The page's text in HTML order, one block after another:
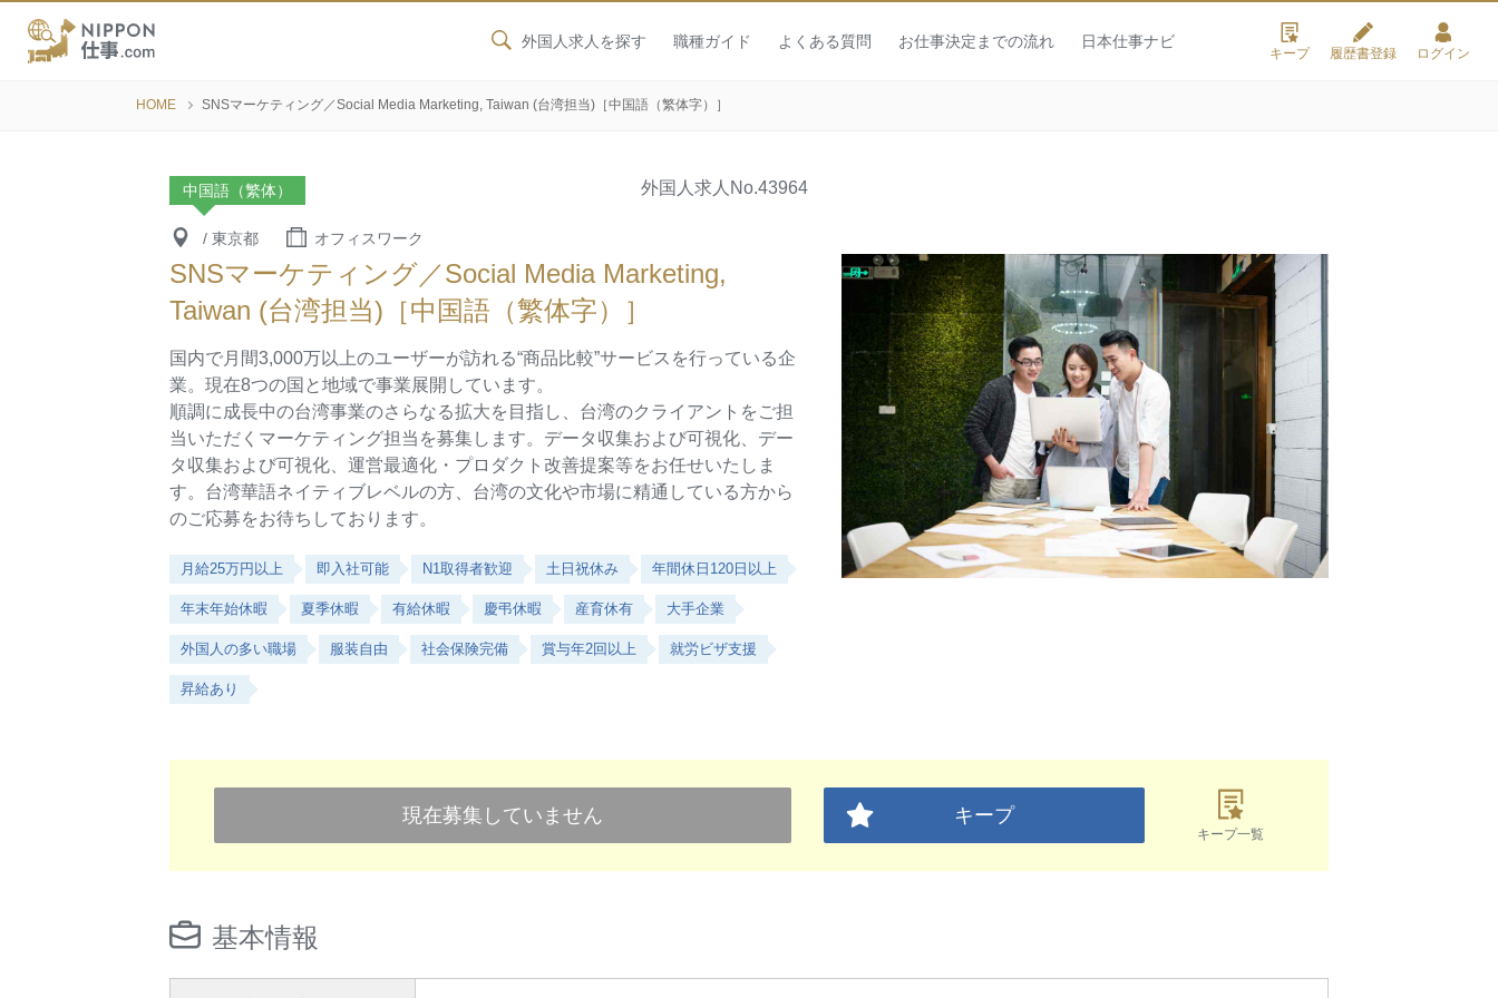
外国人求人を探す 職種ガイド よくある質問 お仕事決定までの流れ 日本仕事ナビ
キープ 履歴書登録 ログイン
HOME SNSマーケティング／Social Media Marketing, Taiwan (台湾担当)［中国語（繁体字）］
中国語（繁体） 外国人求人 No.43964
/ 東京都 オフィスワーク
SNSマーケティング／Social Media Marketing,
Taiwan (台湾担当)［中国語（繁体字）］
国内で月間3,000万以上のユーザーが訪れる“商品比較”サービスを行っている企
業。現在8つの国と地域で事業展開しています。
順調に成長中の台湾事業のさらなる拡大を目指し、台湾のクライアントをご担
当いただくマーケティング担当を募集します。データ収集および可視化、デー
タ収集および可視化、運営最適化・プロダクト改善提案等をお任せいたしま
す。台湾華語ネイティブレベルの方、台湾の文化や市場に精通している方から
のご応募をお待ちしております。
月給25万円以上 即入社可能 N1取得者歓迎 土日祝休み 年間休日120日以上
年末年始休暇 夏季休暇 有給休暇 慶弔休暇 産育休有 大手企業
外国人の多い職場 服装自由 社会保険完備 賞与年2回以上 就労ビザ支援
昇給あり
現在募集していません キープ
キープ一覧
基本情報